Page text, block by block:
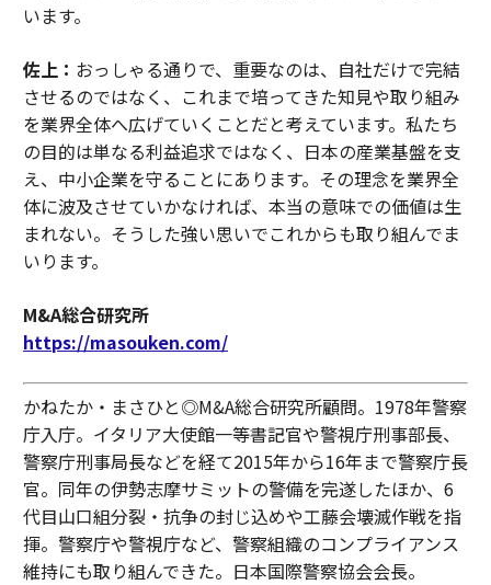
います。
佐上： おっしゃる通りで、重要なのは、自社だけで完結
させるのではなく、これまで培ってきた知見や取り組み
を業界全体へ広げていくことだと考えています。私たち
の目的は単なる利益追求ではなく、日本の産業基盤を支
え、中小企業を守ることにあります。その理念を業界全
体に波及させていかなければ、本当の意味での価値は生
まれない。そうした強い思いでこれからも取り組んでま
いります。
M&A総合研究所
https://masouken.com/
かねたか・まさひと◎M&A総合研究所顧問。1978年警察
庁入庁。イタリア大使館一等書記官や警視庁刑事部長、
警察庁刑事局長などを経て2015年から16年まで警察庁長
官。同年の伊勢志摩サミットの警備を完遂したほか、6
代目山口組分裂・抗争の封じ込めや工藤会壊滅作戦を指
揮。警察庁や警視庁など、警察組織のコンプライアンス
維持にも取り組んできた。日本国際警察協会会長。